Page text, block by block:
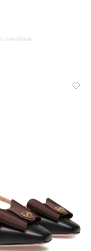
слингбэки